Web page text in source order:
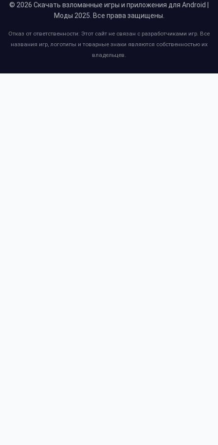
© 2026 Скачать взломанные игры и приложения для Android |
Моды 2025. Все права защищены.
Отказ от ответственности: Этот сайт не связан с разработчиками игр. Все
названия игр, логотипы и товарные знаки являются собственностью их
владельцев.